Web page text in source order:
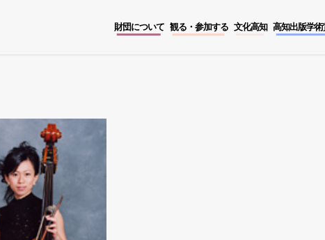
財団について 観る・参加する 文化高知 高知出版学術